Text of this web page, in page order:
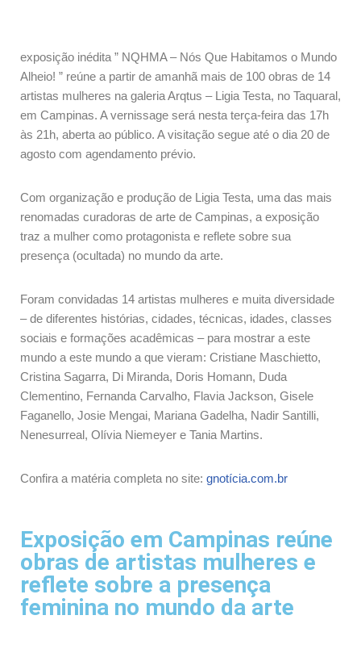
exposição inédita ” NQHMA – Nós Que Habitamos o Mundo
Alheio! ” reúne a partir de amanhã mais de 100 obras de 14
artistas mulheres na galeria Arqtus – Ligia Testa, no Taquaral,
em Campinas. A vernissage será nesta terça-feira das 17h
às 21h, aberta ao público. A visitação segue até o dia 20 de
agosto com agendamento prévio.
Com organização e produção de Ligia Testa, uma das mais
renomadas curadoras de arte de Campinas, a exposição
traz a mulher como protagonista e reflete sobre sua
presença (ocultada) no mundo da arte.
Foram convidadas 14 artistas mulheres e muita diversidade
– de diferentes histórias, cidades, técnicas, idades, classes
sociais e formações acadêmicas – para mostrar a este
mundo a este mundo a que vieram: Cristiane Maschietto,
Cristina Sagarra, Di Miranda, Doris Homann, Duda
Clementino, Fernanda Carvalho, Flavia Jackson, Gisele
Faganello, Josie Mengai, Mariana Gadelha, Nadir Santilli,
Nenesurreal, Olívia Niemeyer e Tania Martins.
Confira a matéria completa no site: gnotícia.com.br
Exposição em Campinas reúne
obras de artistas mulheres e
reflete sobre a presença
feminina no mundo da arte